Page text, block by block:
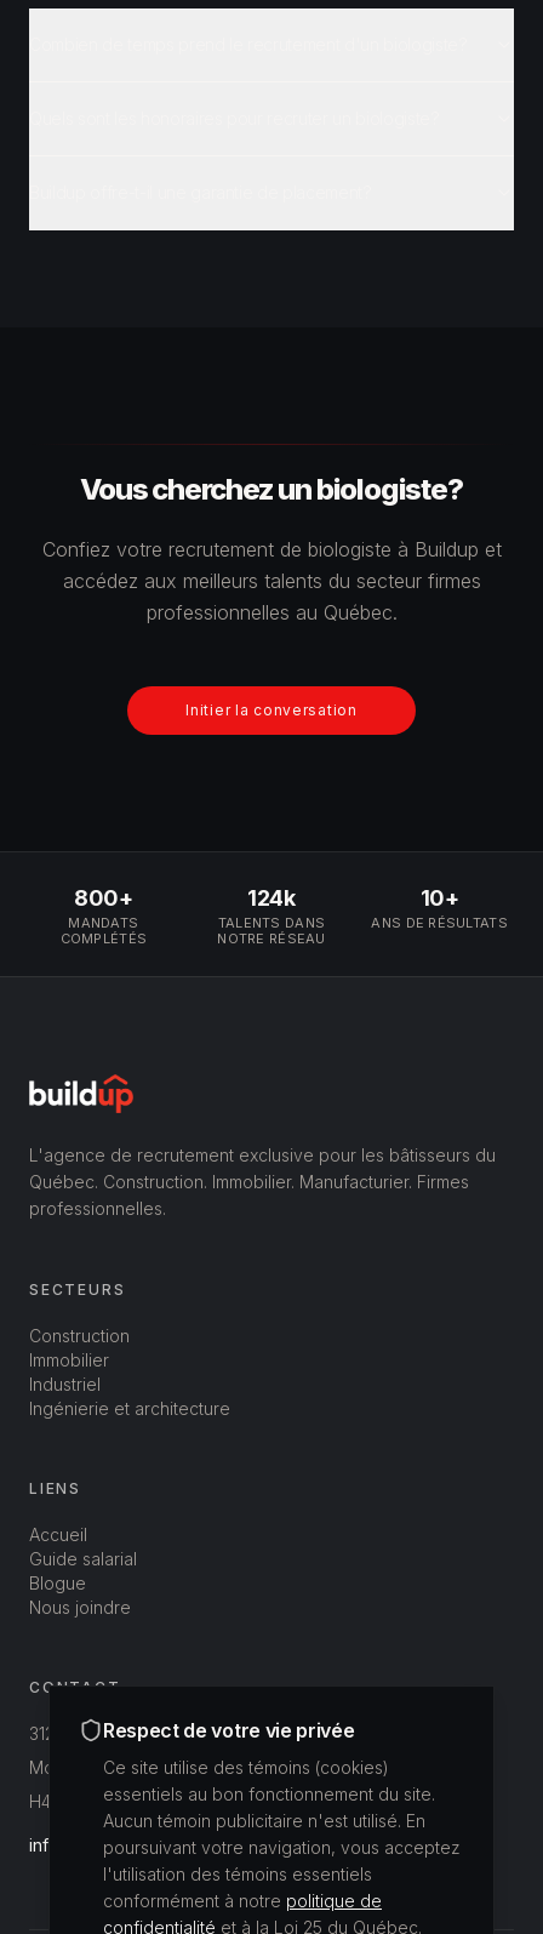
Vous cherchez un biologiste?
Confiez votre recrutement de biologiste à Buildup et
accédez aux meilleurs talents du secteur firmes
professionnelles au Québec.
Initier la conversation
800+
MANDATS
COMPLÉTÉS
124k
TALENTS DANS
NOTRE RÉSEAU
10+
ANS DE RÉSULTATS
L'agence de recrutement exclusive pour les bâtisseurs du
Québec. Construction. Immobilier. Manufacturier. Firmes
professionnelles.
SECTEURS
Construction
Immobilier
Industriel
Ingénierie et architecture
LIENS
Accueil
Guide salarial
Blogue
Nous joindre
CONTACT
312-3800 St-Patrick
Montréal, Québec, Canada
H4E 1A4
info@buildup.ca
Respect de votre vie privée
Ce site utilise des témoins (cookies)
essentiels au bon fonctionnement du site.
Aucun témoin publicitaire n'est utilisé. En
poursuivant votre navigation, vous acceptez
l'utilisation des témoins essentiels
conformément à notre politique de
confidentialité et à la Loi 25 du Québec.